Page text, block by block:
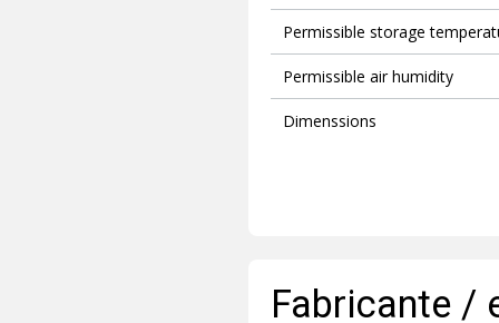
Permissible storage
Permissible air humidity
Dimenssions
Fabricante /